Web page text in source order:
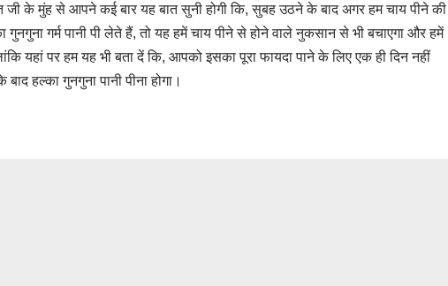
जी के मुंह से आपने कई बार यह बात सुनी होगी कि, सुबह उठने के बाद अगर हम चाय पीने की
गर्म पानी पी लेते हैं, तो यह हमें चाय पीने से होने वाले नुकसान से भी बचाएगा और हमें
यहां पर हम यह भी बता दें कि, आपको इसका पूरा फायदा पाने के लिए एक ही दिन नहीं
हल्का गुनगुना पानी पीना होगा।